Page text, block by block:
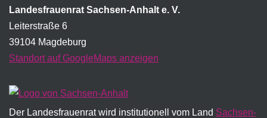
Landesfrauenrat Sachsen-Anhalt e. V.
Leiterstraße 6
39104 Magdeburg
Standort auf GoogleMaps anzeigen
Der Landesfrauenrat wird institutionell vom Land Sachsen-